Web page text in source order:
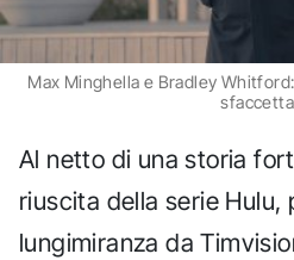
Max Minghella e Bradley
Al netto di una storia
riuscita della serie
lungimiranza da